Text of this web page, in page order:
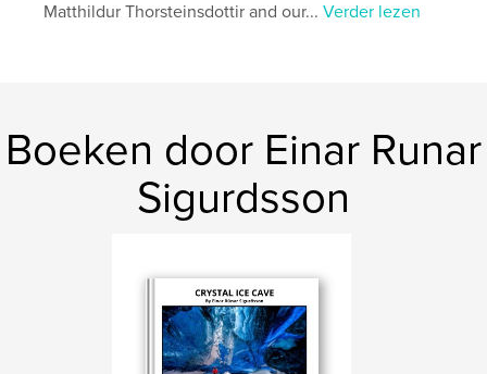
Datum publiceren:jan 31, 2026
einarr
Matthildur Thorsteinsdottir and our...Verder lezen
Boeken door Einar Runar
Sigurdsson